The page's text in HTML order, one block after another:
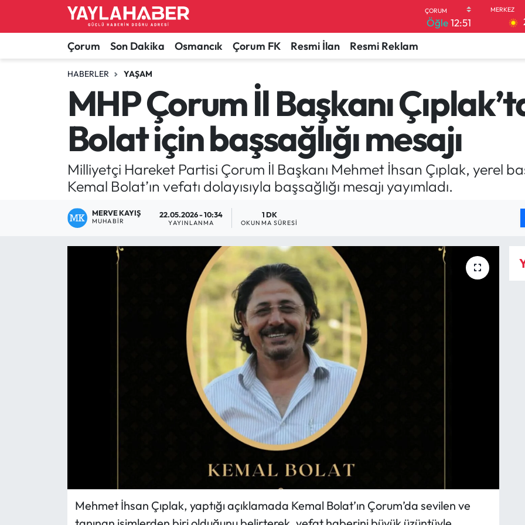
Öğle12:51
Çorum Son Dakika Osmancık Çorum FK Resmi İlan Resmi Reklam
HABERLER YAŞAM
MHP Çorum İl Başkanı
Bolat için başsağlığı mesajı
Milliyetçi Hareket Partisi Çorum İl Başkanı Mehmet İhsan Çıplak, yerel
Kemal Bolat’ın vefatı dolayısıyla başsağlığı mesajı yayımladı.
MERVE KAYIŞ
MUHABIR
22.05.2026 - 10:34
YAYINLANMA
1 DK
OKUNMA SÜRESI
Mehmet İhsan Çıplak, yaptığı açıklamada Kemal Bolat’ın Çorum’da sevilen ve
Alaca Haberleri
Bayat Haberleri
Bilgi - Keşfet Haberleri
Bilim ve Teknoloji
Boğazkale Haberleri
Çorum Haberleri
Çorum Son Dakika Haberleri
Dodurga Haberleri
Laçin Haberleri
Çorum Nöbetçi Eczaneler
Çorum Hava Durumu
Çorum Namaz Vakitleri
Çorum Trafik Yoğunluk Haritası
TFF 1.Lig Puan Durumu ve Fikstür
Tüm Manşetler
Son Dakika Haberleri